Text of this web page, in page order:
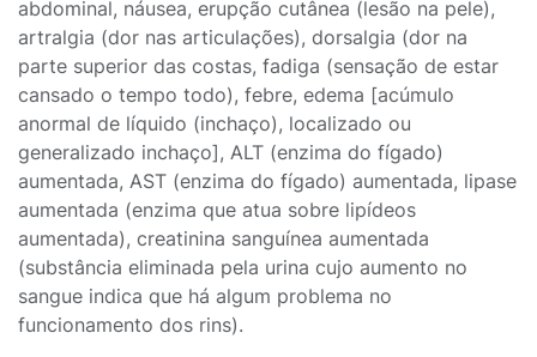
abdominal, náusea, erupção cutânea (lesão na pele),
artralgia (dor nas articulações), dorsalgia (dor na
parte superior das costas, fadiga (sensação de estar
cansado o tempo todo), febre, edema [acúmulo
anormal de líquido (inchaço), localizado ou
generalizado inchaço], ALT (enzima do fígado)
aumentada, AST (enzima do fígado) aumentada, lipase
aumentada (enzima que atua sobre lipídeos
aumentada), creatinina sanguínea aumentada
(substância eliminada pela urina cujo aumento no
sangue indica que há algum problema no
funcionamento dos rins).